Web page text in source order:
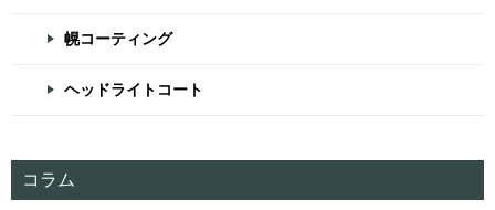
幌コーティング
ヘッドライトコート
コラム